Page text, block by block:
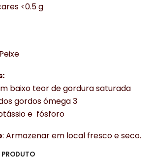
<0.5 g
Peixe
baixo teor de gordura saturada
gordos ómega 3
e fósforo
: Armazenar em local fresco e seco.
PRODUTO